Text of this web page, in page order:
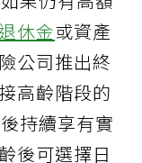
退休金或資產
公司推出終
高齡階段的
持續享有實
後可選擇日